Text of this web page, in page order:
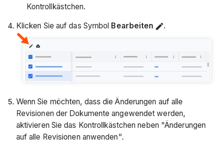
Kontrollkästchen.
Klicken Sie auf das Symbol Bearbeiten .
Wenn Sie möchten, dass die Änderungen auf alle
Revisionen der Dokumente angewendet werden,
aktivieren Sie das Kontrollkästchen neben "Änderungen
auf alle Revisionen anwenden".